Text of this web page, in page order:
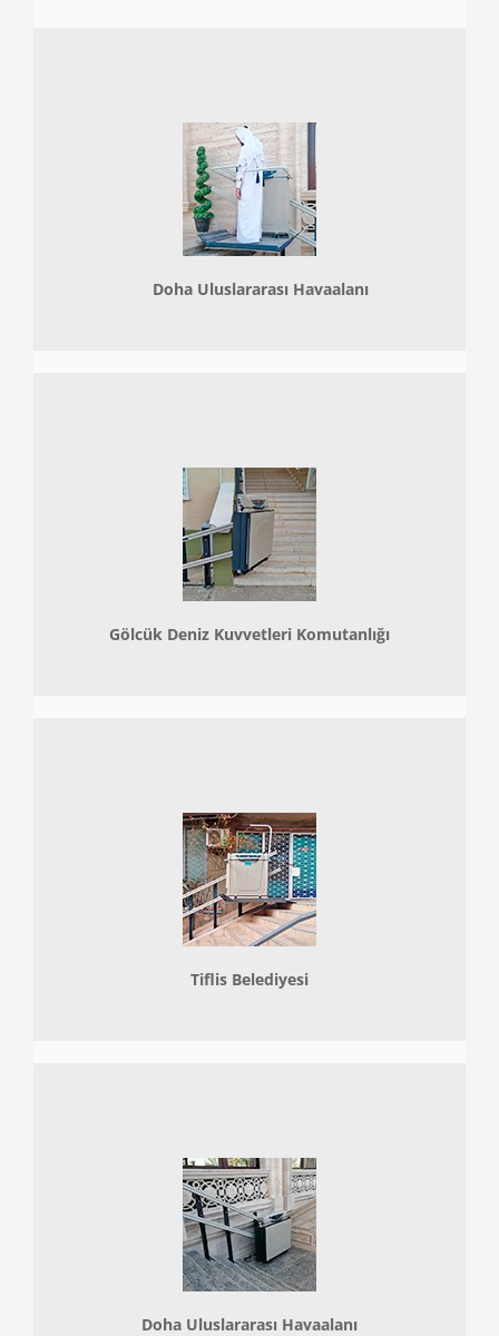
Doha Uluslararası Havaalanı
Gölcük Deniz Kuvvetleri Komutanlığı
Tiflis Belediyesi
Doha Uluslararası Havaalanı